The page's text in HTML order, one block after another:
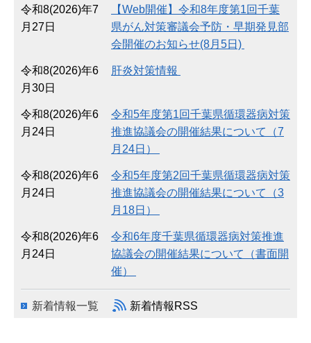
令和8(2026)年7
月27日
【Web開催】令和8年度第1回千葉
県がん対策審議会予防・早期発見部
会開催のお知らせ(8月5日)
令和8(2026)年6
月30日
肝炎対策情報
令和8(2026)年6
月24日
令和5年度第1回千葉県循環器病対策
推進協議会の開催結果について（7
月24日）
令和8(2026)年6
月24日
令和5年度第2回千葉県循環器病対策
推進協議会の開催結果について（3
月18日）
令和8(2026)年6
月24日
令和6年度千葉県循環器病対策推進
協議会の開催結果について（書面開
催）
新着情報一覧 新着情報RSS